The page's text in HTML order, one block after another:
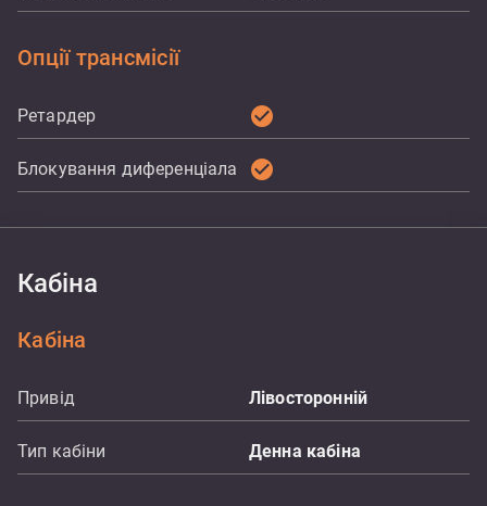
Опції трансмісії
Ретардер check_circle
Блокування диференціала check_circle
Кабіна
Кабіна
Привід Лівосторонній
Тип кабіни Денна кабіна